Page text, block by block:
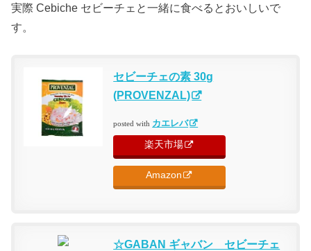
実際 Cebiche セビーチェと一緒に食べるとおいしいで
す。
セビーチェの素 30g
(PROVENZAL)
posted with カエレバ
楽天市場
Amazon
☆GABAN ギャバン セビーチェ